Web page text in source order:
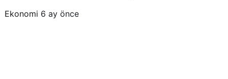
Ekonomi 6 ay önce